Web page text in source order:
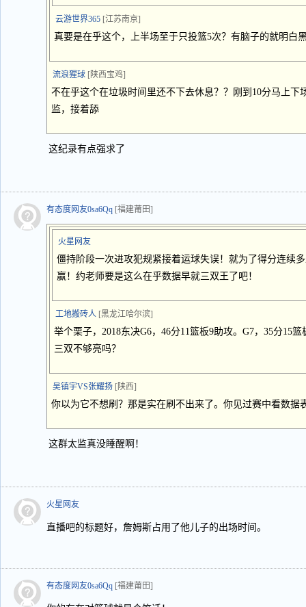
云游世界365 [江苏南京]
真要是在乎这个，上半场至于只投篮5次？有脑子的就明白
流浪猩球 [陕西宝鸡]
不在乎这个在垃圾时间里还不下去休息？？刚到10分马上下
监，接着舔
这纪录有点强求了
有态度网友0sa6Qq [福建莆田]
火星网友
僵持阶段一次进攻犯规紧接着运球失误！就为了得分连续
赢！约老师要是这么在乎数据早就三双王了吧！
工地搬砖人 [黑龙江哈尔滨]
举个栗子，2018东决G6，46分11篮板9助攻。G7，35分15
三双不够亮吗？
吴镇宇VS张耀扬 [陕西]
你以为它不想刷？那是实在刷不出来了。你见过赛中看数据
这群太监真没睡醒啊！
火星网友
直播吧的标题好，詹姆斯占用了他儿子的出场时间。
有态度网友0sa6Qq [福建莆田]